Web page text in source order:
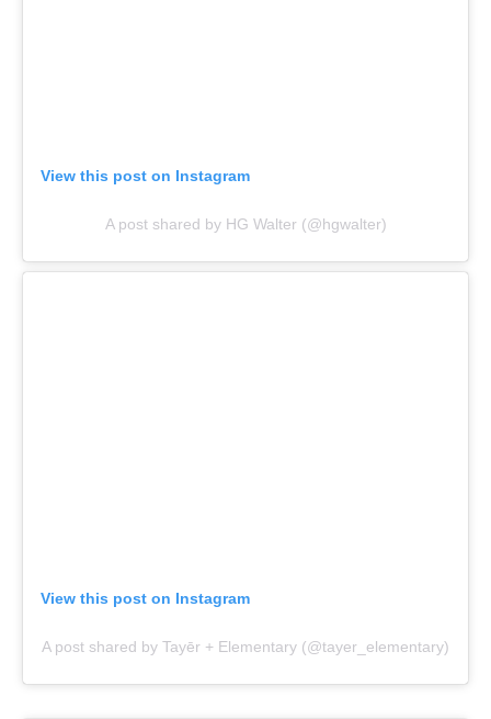
View this post on Instagram
A post shared by HG Walter (@hgwalter)
View this post on Instagram
A post shared by Tayēr + Elementary (@tayer_elementary)